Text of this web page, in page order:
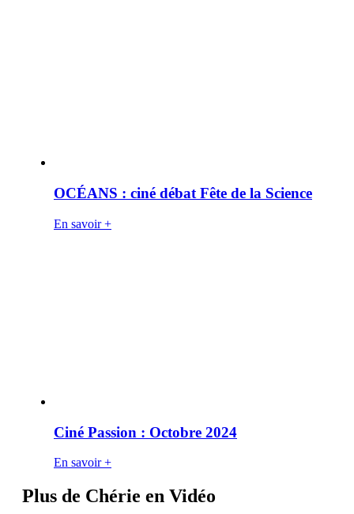
OCÉANS : ciné débat Fête de la Science
En savoir +
Ciné Passion : Octobre 2024
En savoir +
Plus de Chérie en Vidéo